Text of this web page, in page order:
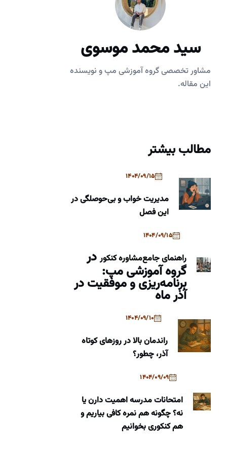
سید محمد موسوی
مشاور تخصصی گروه آموزشی مپ و نویسنده
این مقاله.
مطالب بیشتر
1404/09/15
مدیریت خواب و بی‌حوصلگی در
این فصل
1404/09/15
راهنمای جامعمشاوره کنکوردر
گروه آموزشی مپ:
برنامه‌ریزی و موفقیت در
آذر ماه
1404/09/10
راندمان بالا در روزهای کوتاه
آذر، چطور؟
1404/09/09
امتحانات مدرسه اهمیت دارن یا
نه؟ چگونه هم نمره کافی بیاریم و
هم کنکوری بخوانیم